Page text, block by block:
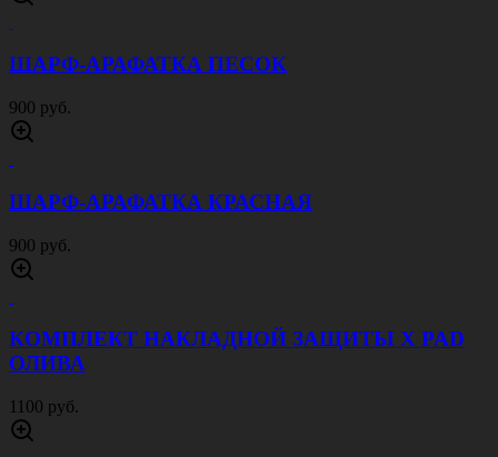
ШАРФ-АРАФАТКА ПЕСОК
900 руб.
ШАРФ-АРАФАТКА КРАСНАЯ
900 руб.
КОМПЛЕКТ НАКЛАДНОЙ ЗАЩИТЫ X PAD
ОЛИВА
1100 руб.